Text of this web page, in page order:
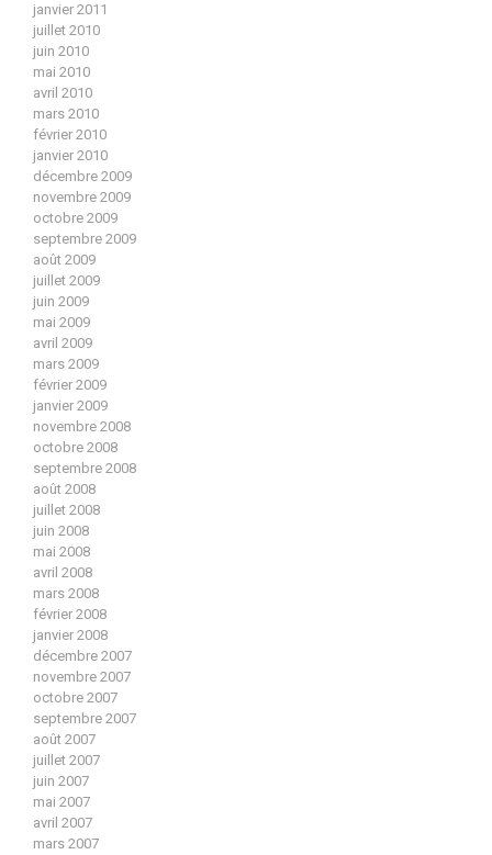
janvier 2011
juillet 2010
juin 2010
mai 2010
avril 2010
mars 2010
février 2010
janvier 2010
décembre 2009
novembre 2009
octobre 2009
septembre 2009
août 2009
juillet 2009
juin 2009
mai 2009
avril 2009
mars 2009
février 2009
janvier 2009
novembre 2008
octobre 2008
septembre 2008
août 2008
juillet 2008
juin 2008
mai 2008
avril 2008
mars 2008
février 2008
janvier 2008
décembre 2007
novembre 2007
octobre 2007
septembre 2007
août 2007
juillet 2007
juin 2007
mai 2007
avril 2007
mars 2007